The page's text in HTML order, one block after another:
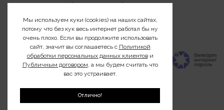
Издания о дикой природе
Клуб200
Мы используем куки (cookies) на наших сайтах,
потому что без кук весь интернет работал бы ну
очень плохо. Если вы продолжите использовать
сайт, значит вы соглашаетесь с Политикой
обработки персональных данных клиентови
Публичным договором, а мы будем считать что
вас это устраивает.
Отлично!